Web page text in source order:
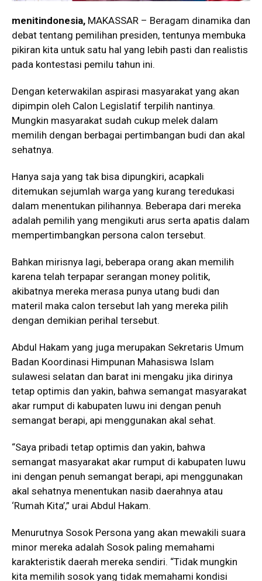
menitindonesia, MAKASSAR – Beragam dinamika dan
debat tentang pemilihan presiden, tentunya membuka
pikiran kita untuk satu hal yang lebih pasti dan realistis
pada kontestasi pemilu tahun ini.
Dengan keterwakilan aspirasi masyarakat yang akan
dipimpin oleh Calon Legislatif terpilih nantinya.
Mungkin masyarakat sudah cukup melek dalam
memilih dengan berbagai pertimbangan budi dan akal
sehatnya.
Hanya saja yang tak bisa dipungkiri, acapkali
ditemukan sejumlah warga yang kurang teredukasi
dalam menentukan pilihannya. Beberapa dari mereka
adalah pemilih yang mengikuti arus serta apatis dalam
mempertimbangkan persona calon tersebut.
Bahkan mirisnya lagi, beberapa orang akan memilih
karena telah terpapar serangan money politik,
akibatnya mereka merasa punya utang budi dan
materil maka calon tersebut lah yang mereka pilih
dengan demikian perihal tersebut.
Abdul Hakam yang juga merupakan Sekretaris Umum
Badan Koordinasi Himpunan Mahasiswa Islam
sulawesi selatan dan barat ini mengaku jika dirinya
tetap optimis dan yakin, bahwa semangat masyarakat
akar rumput di kabupaten luwu ini dengan penuh
semangat berapi, api menggunakan akal sehat.
“Saya pribadi tetap optimis dan yakin, bahwa
semangat masyarakat akar rumput di kabupaten luwu
ini dengan penuh semangat berapi, api menggunakan
akal sehatnya menentukan nasib daerahnya atau
‘Rumah Kita’,” urai Abdul Hakam.
Menurutnya Sosok Persona yang akan mewakili suara
minor mereka adalah Sosok paling memahami
karakteristik daerah mereka sendiri. “Tidak mungkin
kita memilih sosok yang tidak memahami kondisi